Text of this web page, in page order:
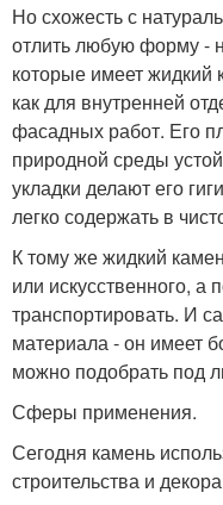
Но схожесть с
отлить любую форму -
которые имеет жидкий
как для внутренней
фасадных работ. Его
природной среды
укладки делают его
легко содержать в
К тому же жидкий
или искусственного, а
транспортировать. И
материала - он имеет
можно подобрать под
Сферы применения.
Сегодня камень
строительства и